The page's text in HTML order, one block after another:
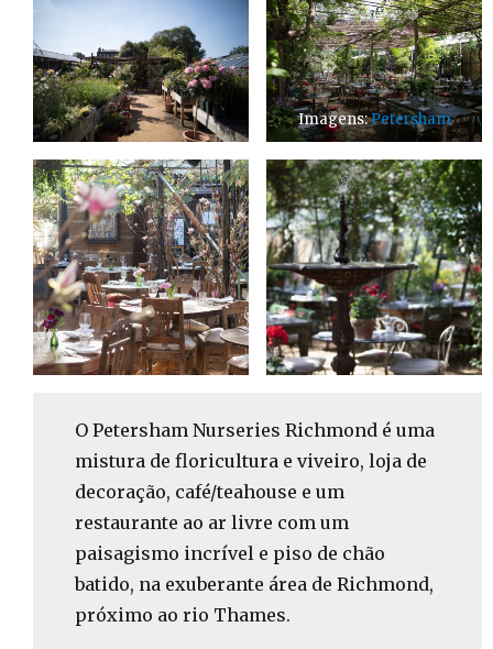
Imagens:Petersham
O Petersham Nurseries Richmond é uma
mistura de floricultura e viveiro, loja de
decoração, café/teahouse e um
restaurante ao ar livre com um
paisagismo incrível e piso de chão
batido, na exuberante área de Richmond,
próximo ao rio Thames.